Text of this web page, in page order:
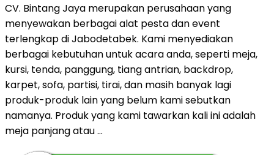
CV. Bintang Jaya merupakan perusahaan yang
menyewakan berbagai alat pesta dan event
terlengkap di Jabodetabek. Kami menyediakan
berbagai kebutuhan untuk acara anda, seperti meja,
kursi, tenda, panggung, tiang antrian, backdrop,
karpet, sofa, partisi, tirai, dan masih banyak lagi
produk-produk lain yang belum kami sebutkan
namanya. Produk yang kami tawarkan kali ini adalah
meja panjang atau …